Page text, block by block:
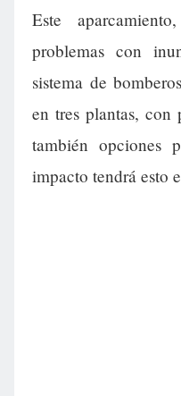
Este
problemas con
sistema de
en tres plantas, con
también opciones
impacto tendrá esto